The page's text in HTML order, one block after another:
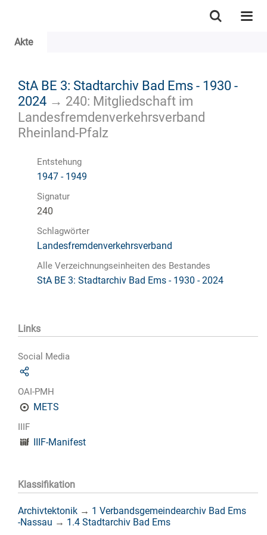
Akte
StA BE 3: Stadtarchiv Bad Ems - 1930 -
2024 → 240: Mitgliedschaft im
Landesfremdenverkehrsverband
Rheinland-Pfalz
Entstehung
1947 - 1949
Signatur
240
Schlagwörter
Landesfremdenverkehrsverband
Alle Verzeichnungseinheiten des Bestandes
StA BE 3: Stadtarchiv Bad Ems - 1930 - 2024
Links
Social Media
OAI-PMH
METS
IIIF
IIIF-Manifest
Klassifikation
Archivtektonik → 1 Verbandsgemeindearchiv Bad Ems
-Nassau → 1.4 Stadtarchiv Bad Ems